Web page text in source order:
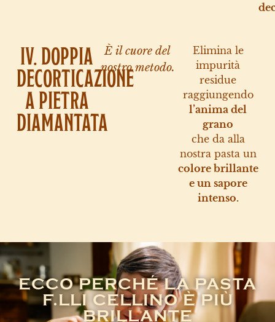
IV. DOPPIA
DECORTICAZIONE
A PIETRA
DIAMANTATA
È il cuore del
nostro metodo.
Elimina le
impurità
residue
raggiungendo
l’anima del
grano
che da alla
nostra pasta un
colore brillante
e un sapore
intenso.
ECCO PERCHÉ LA PASTA
F.LLI CELLINO È PIÙ
BRILLANTE